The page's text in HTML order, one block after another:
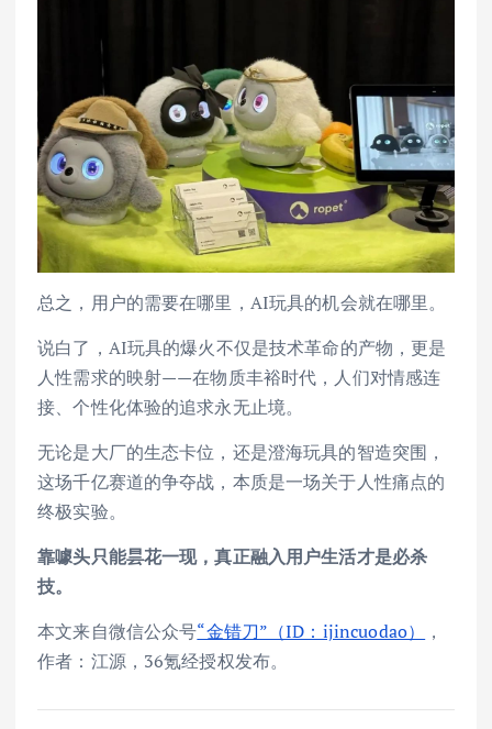
总之，用户的需要在哪里，AI玩具的机会就在哪里。
说白了，AI玩具的爆火不仅是技术革命的产物，更是
人性需求的映射——在物质丰裕时代，人们对情感连
接、个性化体验的追求永无止境。
无论是大厂的生态卡位，还是澄海玩具的智造突围，
这场千亿赛道的争夺战，本质是一场关于人性痛点的
终极实验。
靠噱头只能昙花一现，真正融入用户生活才是必杀
技。
本文来自微信公众号“金错刀”（ID：ijincuodao）
，
作者：江源，36氪经授权发布。